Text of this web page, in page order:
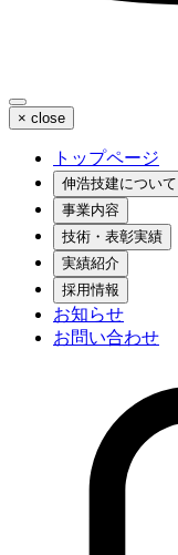
× close
トップページ
伸浩技建について
事業内容
技術・表彰実績
実績紹介
採用情報
お知らせ
お問い合わせ